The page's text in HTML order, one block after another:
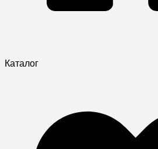
Каталог